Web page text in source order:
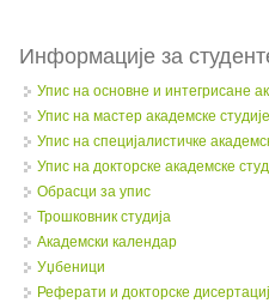
Информације за
Упис на основне и интегрисане
Упис на мастер академске студије
Упис на специјалистичке
Упис на докторске академске
Обрасци за упис
Трошковник студија
Академски календар
Уџбеници
Реферати и докторске